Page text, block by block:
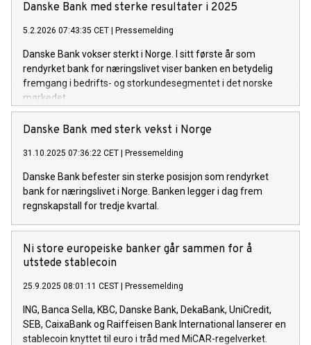
Danske Bank med sterke resultater i 2025
5.2.2026 07:43:35 CET Pressemelding
Danske Bank vokser sterkt i Norge. I sitt første år som
rendyrket bank for næringslivet viser banken en betydelig
fremgang i bedrifts- og storkundesegmentet i det norske
markedet.
Danske Bank med sterk vekst i Norge
31.10.2025 07:36:22 CET Pressemelding
Danske Bank befester sin sterke posisjon som rendyrket
bank for næringslivet i Norge. Banken legger i dag frem
regnskapstall for tredje kvartal.
Ni store europeiske banker går sammen for å
utstede stablecoin
25.9.2025 08:01:11 CEST Pressemelding
ING, Banca Sella, KBC, Danske Bank, DekaBank, UniCredit,
SEB, CaixaBank og Raiffeisen Bank International lanserer en
stablecoin knyttet til euro i tråd med MiCAR-regelverket.